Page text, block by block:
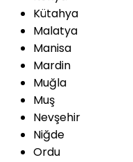
Kütahya
Malatya
Manisa
Mardin
Muğla
Muş
Nevşehir
Niğde
Ordu